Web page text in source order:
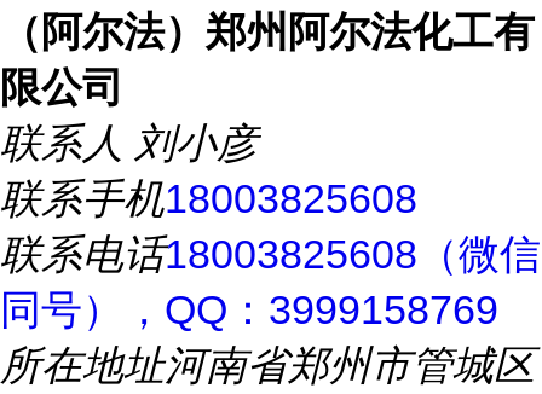
（阿尔法）郑州阿尔法化工有
限公司
联系人 刘小彦
联系手机18003825608
联系电话18003825608（微信
同号），QQ：3999158769
所在地址河南省郑州市管城区